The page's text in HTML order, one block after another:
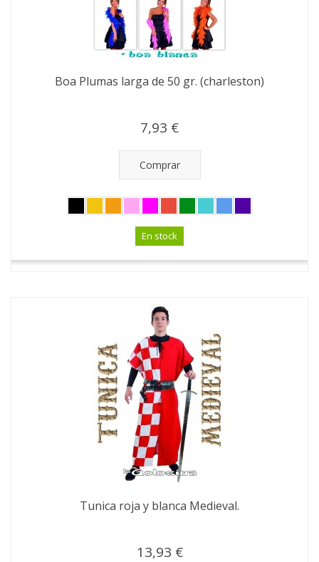
Boa Plumas larga de 50 gr. (charleston)
7,93 €
Comprar
En stock
Tunica roja y blanca Medieval.
13,93 €